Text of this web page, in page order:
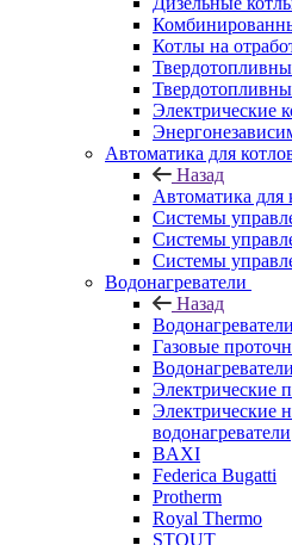
Котлы на
Электрические
Автоматика для
Назад
Автоматика для
Системы
Системы
Системы
Водонагреватели
Назад
Водонагреватели
Газовые
Электрические
Электрические
водонагреватели
BAXI
Federica Bugatti
Protherm
Royal Thermo
STOUT